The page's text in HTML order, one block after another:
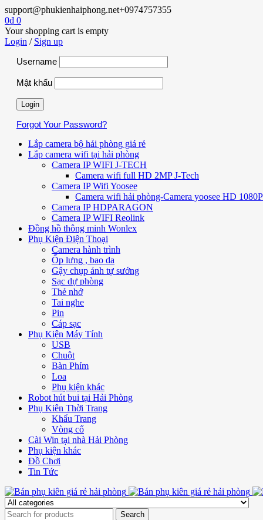
support@phukienhaiphong.net+0974757355
0₫ 0
Your shopping cart is empty
Login / Sign up
Username
Mật khẩu
Forgot Your Password?
Lắp camera bộ hải phòng giá rẻ
Lắp camera wifi tại hải phòng
Camera IP WIFI J-TECH
Camera wifi full HD 2MP J-Tech
Camera IP Wifi Yoosee
Camera wifi hải phòng-Camera yoosee HD
Camera IP HDPARAGON
Camera IP WIFI Reolink
Đồng hồ thông minh Wonlex
Phụ Kiện Điện Thoại
Camera hành trình
Ốp lưng , bao da
Gậy chụp ảnh tự sướng
Sạc dự phòng
Thẻ nhớ
Tai nghe
Pin
Cáp sạc
Phụ Kiện Máy Tính
USB
Chuột
Bàn Phím
Loa
Phụ kiện khác
Robot hút bui tại Hải Phòng
Phụ Kiên Thời Trang
Khẩu Trang
Vòng cổ
Cài Win tại nhà Hải Phòng
Phụ kiện khác
Đồ Chơi
Tin Tức